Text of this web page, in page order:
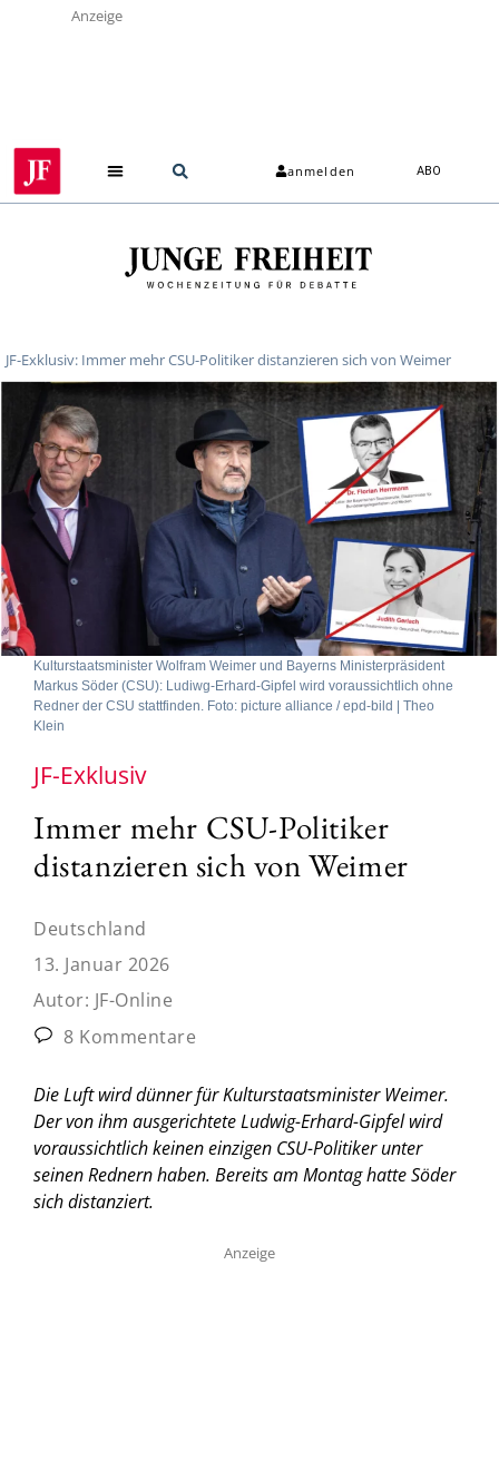
Anzeige
anmelden ABO
JF-Exklusiv: Immer mehr CSU-Politiker distanzieren sich von Weimer
Kulturstaatsminister Wolfram Weimer und Bayerns Ministerpräsident
Markus Söder (CSU): Ludiwg-Erhard-Gipfel wird voraussichtlich ohne
Redner der CSU stattfinden. Foto: picture alliance / epd-bild | Theo
Klein
JF-Exklusiv
Immer mehr CSU-Politiker
distanzieren sich von Weimer
Deutschland
13. Januar 2026
Autor: JF-Online
8 Kommentare
Die Luft wird dünner für Kulturstaatsminister Weimer.
Der von ihm ausgerichtete Ludwig-Erhard-Gipfel wird
voraussichtlich keinen einzigen CSU-Politiker unter
seinen Rednern haben. Bereits am Montag hatte Söder
sich distanziert.
Anzeige